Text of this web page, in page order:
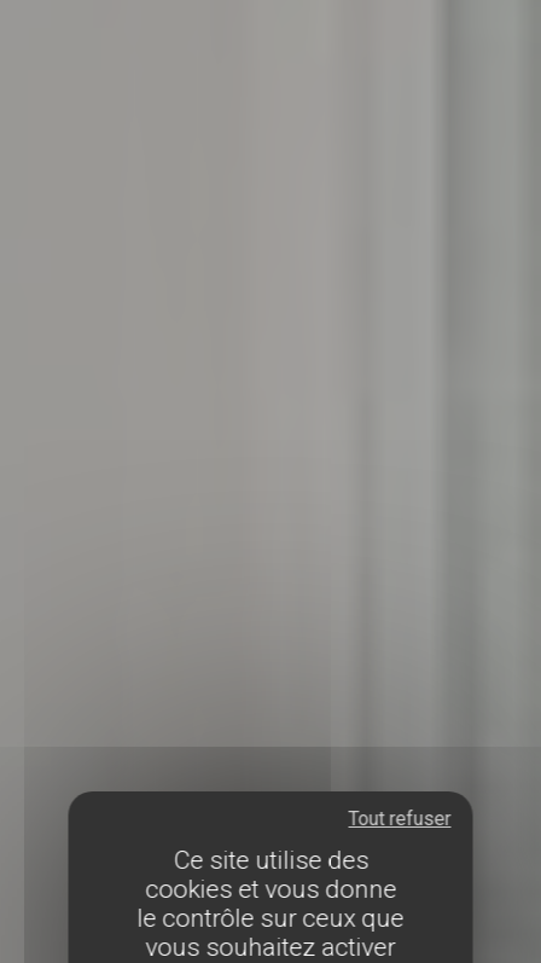
Ce site utilise des
cookies et vous donne
le contrôle sur ceux que
vous souhaitez activer
Tout refuser